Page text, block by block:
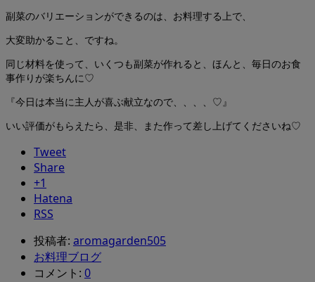
副菜のバリエーションができるのは、お料理する上で、
大変助かること、ですね。
同じ材料を使って、いくつも副菜が作れると、ほんと、毎日のお食
事作りが楽ちんに♡
『今日は本当に主人が喜ぶ献立なので、、、、♡』
いい評価がもらえたら、是非、また作って差し上げてくださいね♡
Tweet
Share
+1
Hatena
RSS
投稿者: aromagarden505
お料理ブログ
コメント: 0